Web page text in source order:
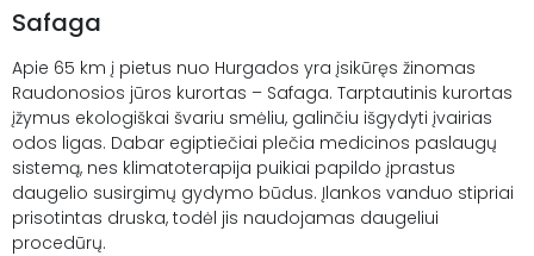
Safaga
Apie 65 km į pietus nuo Hurgados yra įsikūręs žinomas
Raudonosios jūros kurortas – Safaga. Tarptautinis kurortas
įžymus ekologiškai švariu smėliu, galinčiu išgydyti įvairias
odos ligas. Dabar egiptiečiai plečia medicinos paslaugų
sistemą, nes klimatoterapija puikiai papildo įprastus
daugelio susirgimų gydymo būdus. Įlankos vanduo stipriai
prisotintas druska, todėl jis naudojamas daugeliui
procedūrų.